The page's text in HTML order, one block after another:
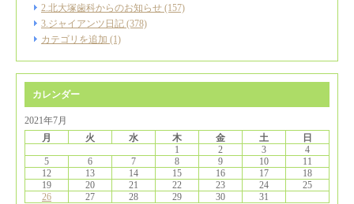
2.北大塚歯科からのお知らせ (157)
3.ジャイアンツ日記 (378)
カテゴリを追加 (1)
カレンダー
2021年7月
月
火 水 木 金 土
日
1
2 3
4
5
6 7 8 9 10
11
12
13 14 15 16 17
18
19
20 21 22 23 24
25
26
27 28 29 30 31